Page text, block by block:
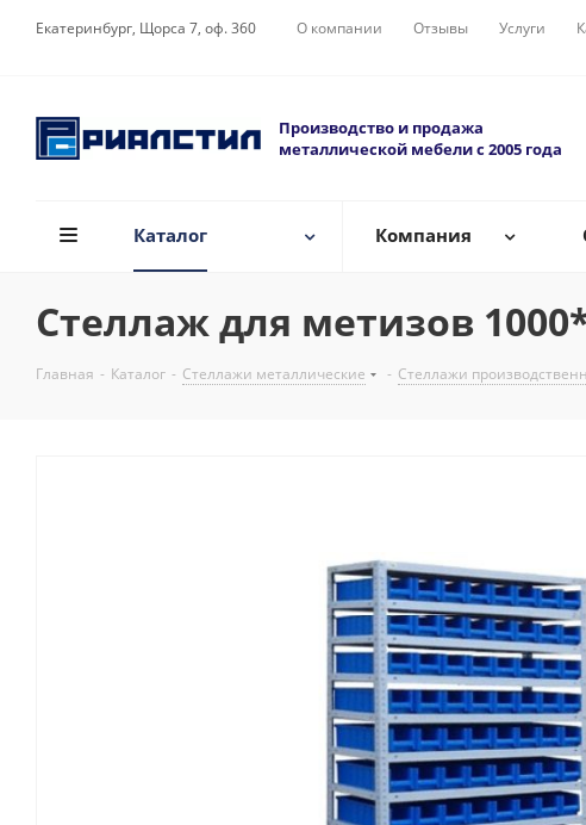
Екатеринбург, Щорса 7, оф. 360 О компании Отзывы Услуги
Производство и продажа
металлической мебели с 2005 года
Каталог Компания
Стеллаж для метизов
Главная - Каталог - Стеллажи металлические - Стеллажи